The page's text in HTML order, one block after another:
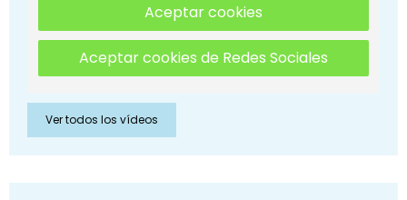
Aceptar cookies
Aceptar cookies de Redes Sociales
Ver todos los vídeos